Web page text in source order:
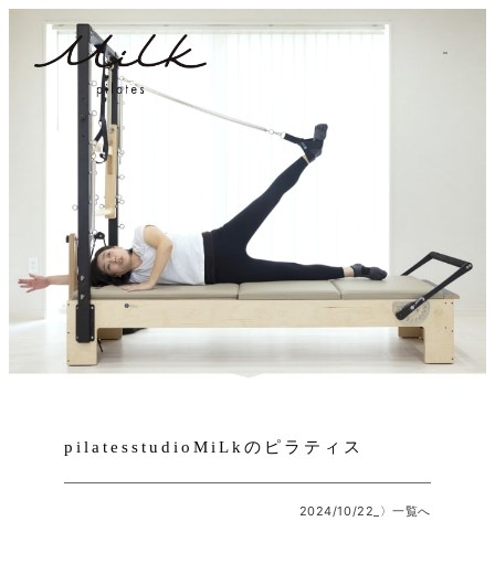
pilatesstudioMiLkのピラティス
2024/10/22_〉一覧へ